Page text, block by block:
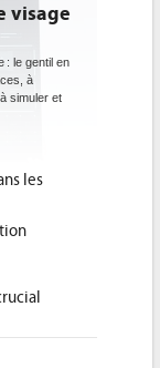
visage
: le gentil en
à
simuler et
les
IA